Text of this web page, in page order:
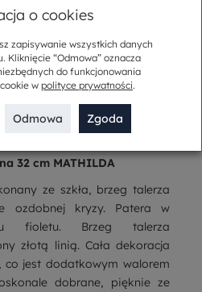
32 cm MATHILDA
ze szkła, brzeg talerza
ozdobnej kryzy. Patera w
fioletu. Brzeg talerza
złotą linią. Cała dekoracja
co jest dodatkowym walorem
dobrane, pięknie ze
o cookies
zapisywanie wszystkich danych
Kliknięcie “Odmowa” oznacza
do funkcjonowania
w polityce prywatności.
Odmowa Zgoda